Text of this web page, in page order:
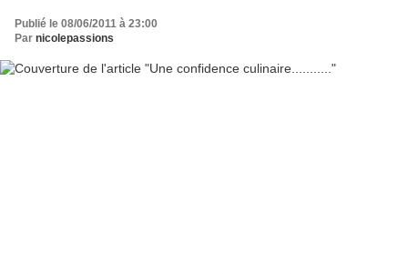
Publié le 08/06/2011 à 23:00
Par nicolepassions